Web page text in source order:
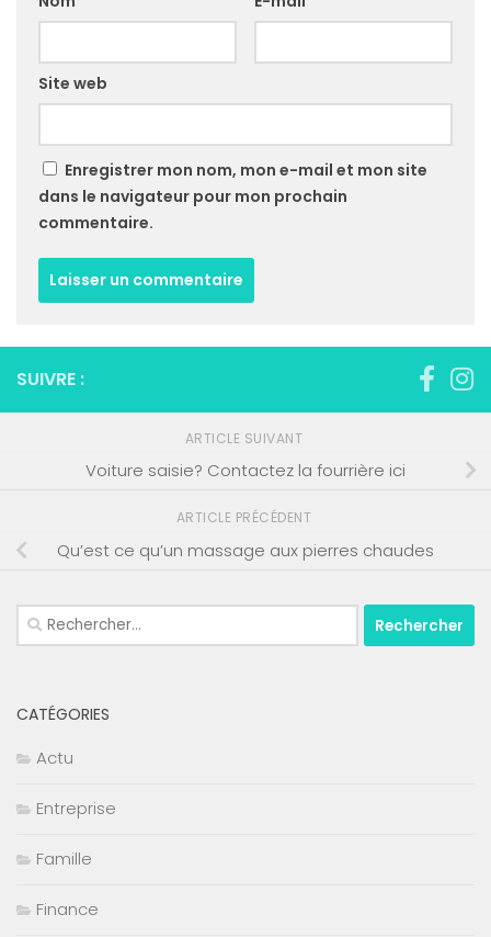
Site web
Enregistrer mon nom, mon e-mail et mon site
dans le navigateur pour mon prochain
commentaire.
SUIVRE :
ARTICLE SUIVANT
Voiture saisie? Contactez la fourrière ici
ARTICLE PRÉCÉDENT
Qu’est ce qu’un massage aux pierres chaudes
Rechercher :
CATÉGORIES
Actu
Entreprise
Famille
Finance